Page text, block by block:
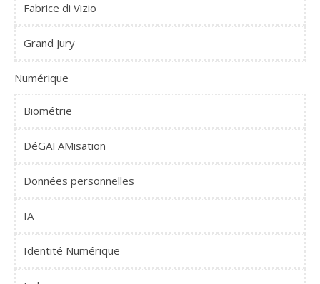
Fabrice di Vizio
Grand Jury
Numérique
Biométrie
DéGAFAMisation
Données personnelles
IA
Identité Numérique